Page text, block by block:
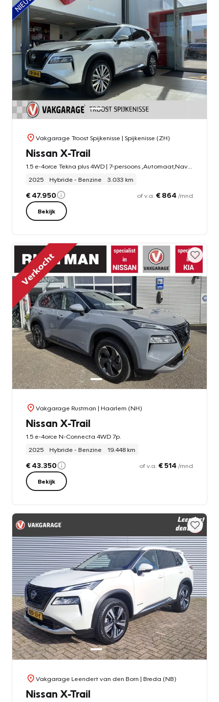
Vakgarage Troost Spijkenisse | Spijkenisse (ZH)
Nissan X-Trail
2025
Hybride - Benzine 3.033 km
€ 47.950 of v.a. € 864 /mnd
Bekijk
Vakgarage Rustman | Haarlem (NH)
Nissan X-Trail
1.5 e-4orce N-Connecta 4WD 7p.
2025
Hybride - Benzine 19.448 km
€ 43.350 of v.a. € 514 /mnd
Bekijk
Vakgarage Leendert van den Born | Breda (NB)
Nissan X-Trail